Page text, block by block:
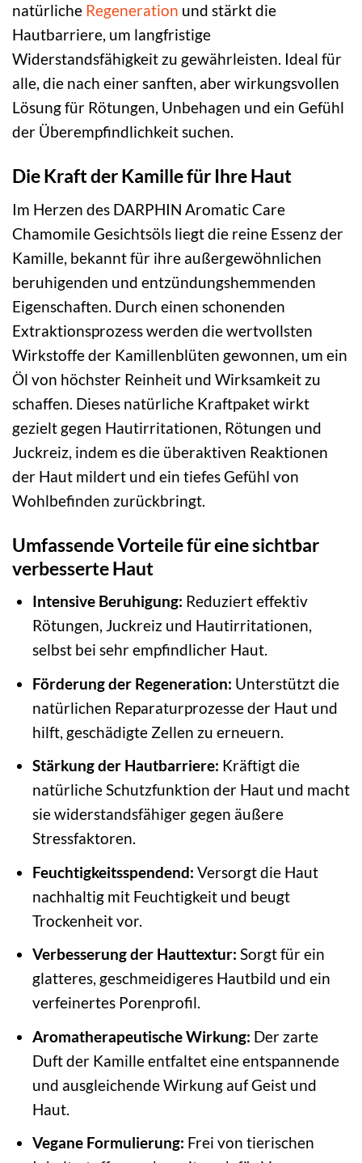
natürliche Regeneration und stärkt die
Hautbarriere, um langfristige
Widerstandsfähigkeit zu gewährleisten. Ideal für
alle, die nach einer sanften, aber wirkungsvollen
Lösung für Rötungen, Unbehagen und ein Gefühl
der Überempfindlichkeit suchen.
Die Kraft der Kamille für Ihre Haut
Im Herzen des DARPHIN Aromatic Care
Chamomile Gesichtsöls liegt die reine Essenz der
Kamille, bekannt für ihre außergewöhnlichen
beruhigenden und entzündungshemmenden
Eigenschaften. Durch einen schonenden
Extraktionsprozess werden die wertvollsten
Wirkstoffe der Kamillenblüten gewonnen, um ein
Öl von höchster Reinheit und Wirksamkeit zu
schaffen. Dieses natürliche Kraftpaket wirkt
gezielt gegen Hautirritationen, Rötungen und
Juckreiz, indem es die überaktiven Reaktionen
der Haut mildert und ein tiefes Gefühl von
Wohlbefinden zurückbringt.
Umfassende Vorteile für eine sichtbar
verbesserte Haut
Intensive Beruhigung: Reduziert effektiv
Rötungen, Juckreiz und Hautirritationen,
selbst bei sehr empfindlicher Haut.
Förderung der Regeneration: Unterstützt die
natürlichen Reparaturprozesse der Haut und
hilft, geschädigte Zellen zu erneuern.
Stärkung der Hautbarriere: Kräftigt die
natürliche Schutzfunktion der Haut und macht
sie widerstandsfähiger gegen äußere
Stressfaktoren.
Feuchtigkeitsspendend: Versorgt die Haut
nachhaltig mit Feuchtigkeit und beugt
Trockenheit vor.
Verbesserung der Hauttextur: Sorgt für ein
glatteres, geschmeidigeres Hautbild und ein
verfeinertes Porenprofil.
Aromatherapeutische Wirkung: Der zarte
Duft der Kamille entfaltet eine entspannende
und ausgleichende Wirkung auf Geist und
Haut.
Vegane Formulierung: Frei von tierischen